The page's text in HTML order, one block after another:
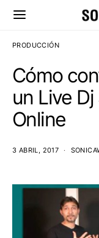
PRODUCCIÓN
Cómo
un Live
Online
3 ABRIL, 2017